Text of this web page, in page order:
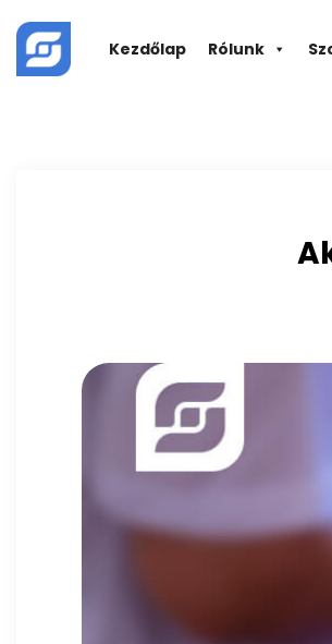
to
content
Kezdőlap Rólunk